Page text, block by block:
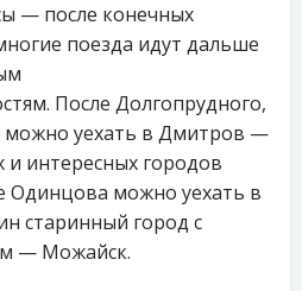
— после конечных
поезда идут дальше
После Долгопрудного,
можно уехать в Дмитров —
и интересных городов
Одинцова можно уехать в
старинный город с
— Можайск.